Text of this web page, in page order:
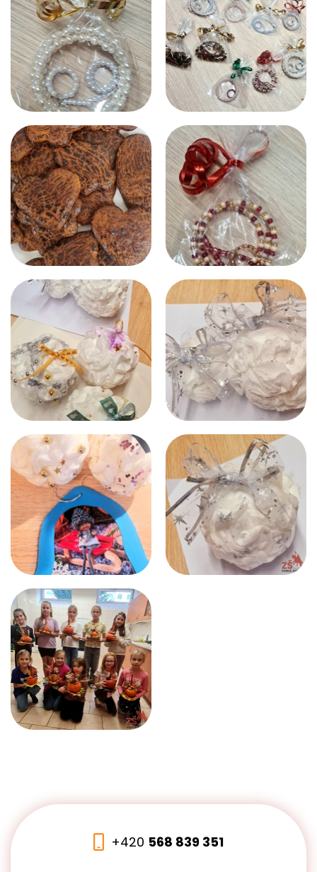
+420 568 839 351